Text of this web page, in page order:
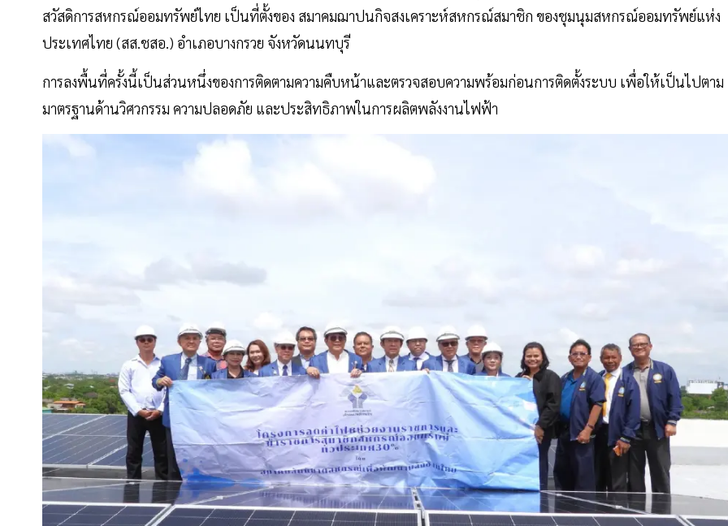
สวัสดิการสหกรณ์ออมทรัพย์ไทย เป็นที่ตั้งของ สมาคมฌาปนกิจสงเคราะห์สหกรณ์สมาชิก ของชุมนุมสหกรณ์ออมทรัพย์แห่ง
ประเทศไทย (สส.ชสอ.) อำเภอบางกรวย จังหวัดนนทบุรี
การลงพื้นที่ครั้งนี้เป็นส่วนหนึ่งของการติดตามความคืบหน้าและตรวจสอบความพร้อมก่อนการติดตั้งระบบ เพื่อให้เป็นไปตาม
มาตรฐานด้านวิศวกรรม ความปลอดภัย และประสิทธิภาพในการผลิตพลังงานไฟฟ้า